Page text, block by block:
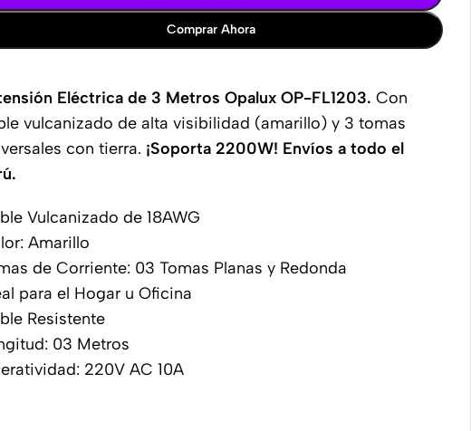
Comprar Ahora
Eléctrica de 3 Metros Opalux OP-FL1203. Con
vulcanizado de alta visibilidad (amarillo) y 3 tomas
con tierra. ¡Soporta 2200W! Envíos a todo el
Vulcanizado de 18AWG
Amarillo
de Corriente: 03 Tomas Planas y Redonda
para el Hogar u Oficina
Resistente
03 Metros
220V AC 10A